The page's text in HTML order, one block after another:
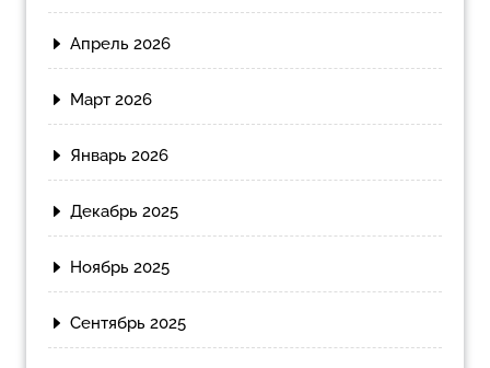
Апрель 2026
Март 2026
Январь 2026
Декабрь 2025
Ноябрь 2025
Сентябрь 2025